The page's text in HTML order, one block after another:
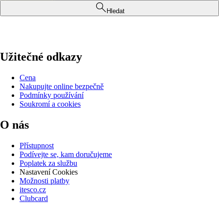
Hledat
Užitečné odkazy
Cena
Nakupujte online bezpečně
Podmínky používání
Soukromí a cookies
O nás
Přístupnost
Podívejte se, kam doručujeme
Poplatek za službu
Nastavení Cookies
Možnosti platby
itesco.cz
Clubcard